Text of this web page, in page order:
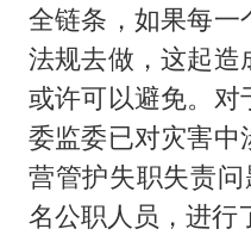
全链条，如果每
法规去做，这起造
或许可以避免。
委监委已对灾害中
营管护失职失责
名公职人员，进行